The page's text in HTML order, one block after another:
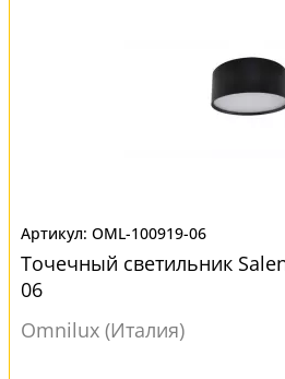
OML-100919-06
Точечный светильник
06
Omnilux (Италия)